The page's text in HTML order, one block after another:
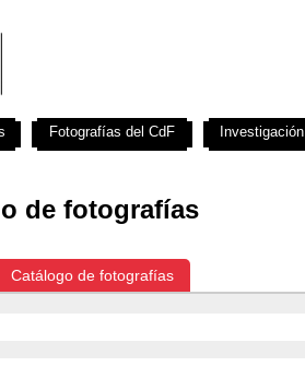
de fotografías
Catálogo de fotografías
Fotografías del CdF Investigación